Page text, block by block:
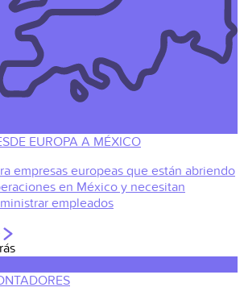
EUROPA A MÉXICO
empresas europeas que están abriendo
en México y necesitan
empleados